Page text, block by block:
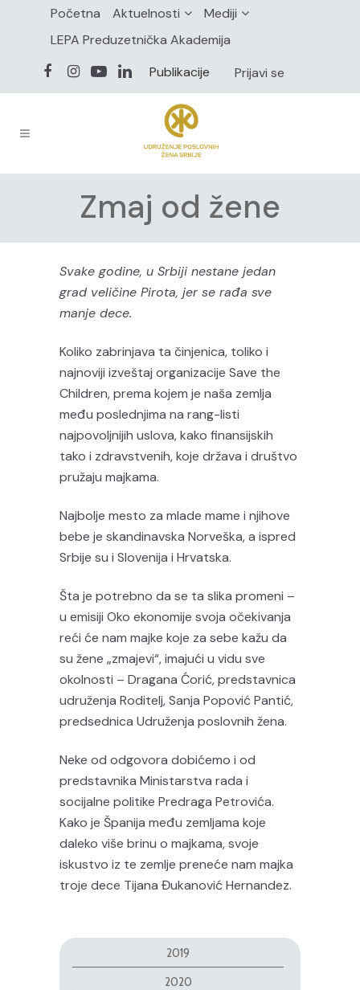
Početna Aktuelnosti
Mediji
LEPA Preduzetnička Akademija
Publikacije
Prijavi se
Zmaj od žene
Svake godine, u Srbiji nestane jedan
grad veličine Pirota, jer se rađa sve
manje dece.
Koliko zabrinjava ta činjenica, toliko i
najnoviji izveštaj organizacije Save the
Children, prema kojem je naša zemlja
među poslednjima na rang-listi
najpovoljnijih uslova, kako finansijskih
tako i zdravstvenih, koje država i društvo
pružaju majkama.
Najbolje mesto za mlade mame i njihove
bebe je skandinavska Norveška, a ispred
Srbije su i Slovenija i Hrvatska.
Šta je potrebno da se ta slika promeni –
u emisiji Oko ekonomije svoja očekivanja
reći će nam majke koje za sebe kažu da
su žene „zmajevi“, imajući u vidu sve
okolnosti – Dragana Ćorić, predstavnica
udruženja Roditelj, Sanja Popović Pantić,
predsednica Udruženja poslovnih žena.
Neke od odgovora dobićemo i od
predstavnika Ministarstva rada i
socijalne politike Predraga Petrovića.
Kako je Španija među zemljama koje
daleko više brinu o majkama, svoje
iskustvo iz te zemlje preneće nam majka
troje dece Tijana Đukanović Hernandez.
2019
2020